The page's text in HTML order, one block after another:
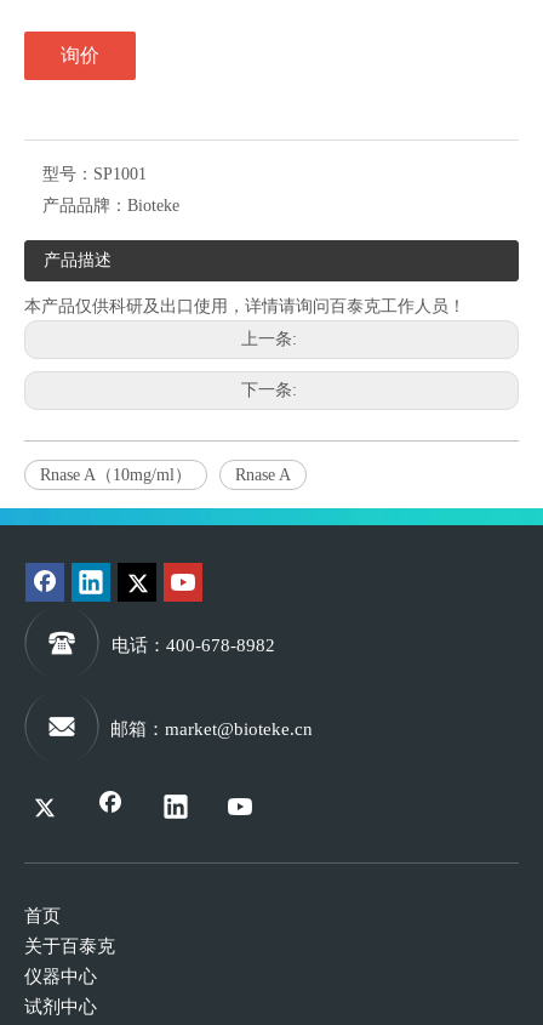
询价
型号： SP1001
产品品牌： Bioteke
产品描述
本产品仅供科研及出口使用，详情请询问百泰克工作人员！
上一条:
下一条:
Rnase A（10mg/ml） Rnase A
电话 ：400-678-8982
邮箱 ： market@bioteke.cn
首页
关于百泰克
仪器中心
试剂中心